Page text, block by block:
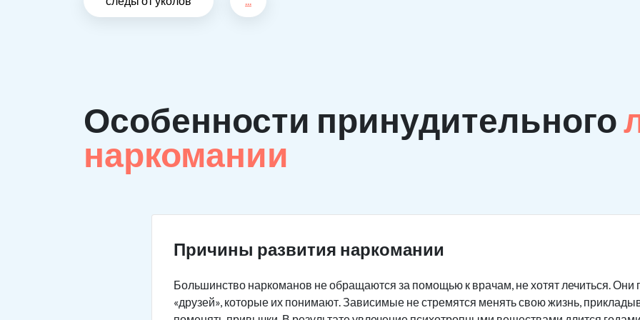
Особенности принудительного
наркомании
Причины развития наркомании
Большинство наркоманов не обращаются за помощью к врачам, не хотят лечиться. Они
«друзей», которые их понимают. Зависимые не стремятся менять свою жизнь,